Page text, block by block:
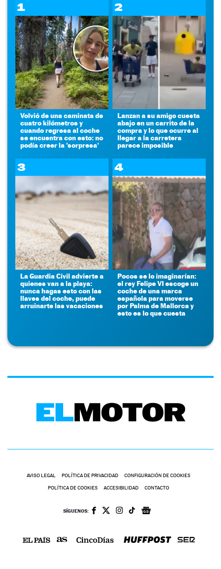
1
Volvió de una caminata de
cuatro kilómetros y
cuando regresa al coche
se encuentra con esto: no
podía creer la 'sorpresa'
2
Lanzan a su amigo cuesta
abajo en un carrito de la
compra y lo que ocurre al
llegar a la carretera
parece imposible
3
La Guardia Civil advierte a
quienes van a la playa:
nunca hagas esto con las
llaves del coche, puede
arruinarte las vacaciones
4
Pocos se lo imaginarían:
el rey Felipe VI escoge un
coche de una marca
española para moverse
por Palma de Mallorca y
esto es lo que cuesta
AVISO LEGAL POLÍTICA DE PRIVACIDAD CONFIGURACIÓN DE COOKIES
POLÍTICA DE COOKIES ACCESIBILIDAD CONTACTO
SÍGUENOS: